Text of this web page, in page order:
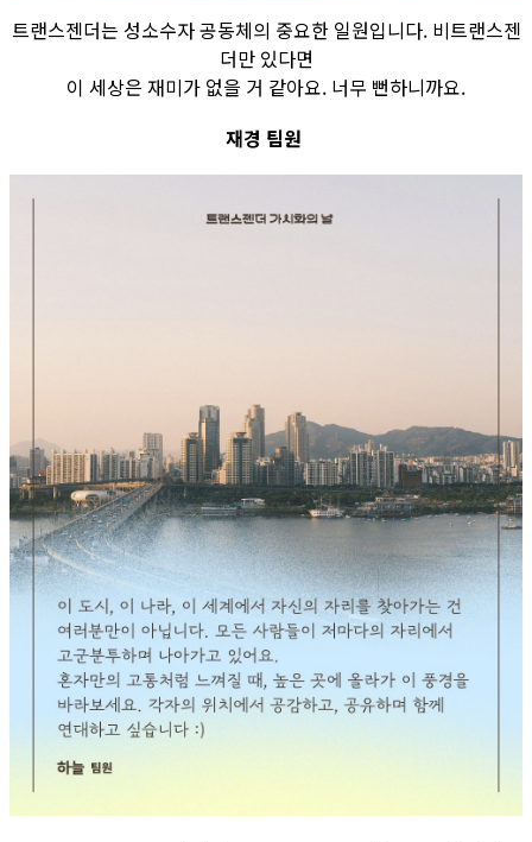
트랜스젠더는 성소수자 공동체의 중요한 일원입니다. 비트랜스젠
더만 있다면
이 세상은 재미가 없을 거 같아요. 너무 뻔하니까요.
재경 팀원